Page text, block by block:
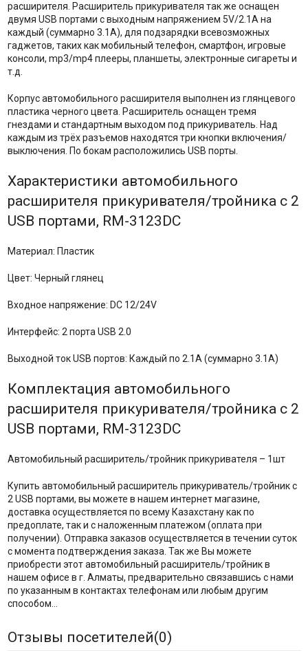
расширителя. Расширитель прикуривателя так же оснащен
двумя USB портами с выходным напряжением 5V/2.1A на
каждый (суммарно 3.1А), для подзарядки всевозможных
гаджетов, таких как мобильный телефон, смартфон, игровые
консоли, mp3/mp4 плееры, планшеты, электронные сигареты и
т.д.
Корпус автомобильного расширителя выполнен из глянцевого
пластика черного цвета. Расширитель оснащен тремя
гнездами и стандартным выходом под прикуриватель. Над
каждым из трёх разъемов находятся три кнопки включения/
выключения. По бокам расположились USB порты.
Характеристики автомобильного
расширителя прикуривателя/тройника с 2
USB портами, RM-3123DC
Материал: Пластик
Цвет: Черный глянец
Входное напряжение: DC 12/24V
Интерфейс: 2 порта USB 2.0
Выходной ток USB портов: Каждый по 2.1А (суммарно 3.1А)
Комплектация автомобильного
расширителя прикуривателя/тройника с 2
USB портами, RM-3123DC
Автомобильный расширитель/тройник прикуривателя – 1шт
Купить автомобильный расширитель прикуриватель/тройник с
2 USB портами, вы можете в нашем интернет магазине,
доставка осуществляется по всему Казахстану как по
предоплате, так и с наложенным платежом (оплата при
получении). Отправка заказов осуществляется в течении суток
с момента подтверждения заказа. Так же Вы можете
приобрести этот автомобильный расширитель/тройник в
нашем офисе в г. Алматы, предварительно связавшись с нами
по указанным в контактах телефонам или любым другим
способом…
Отзывы посетителей(0)